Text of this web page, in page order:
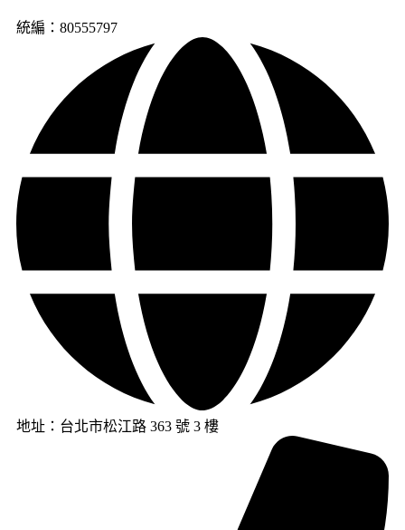
統編：80555797
地址：台北市松江路 363 號 3 樓